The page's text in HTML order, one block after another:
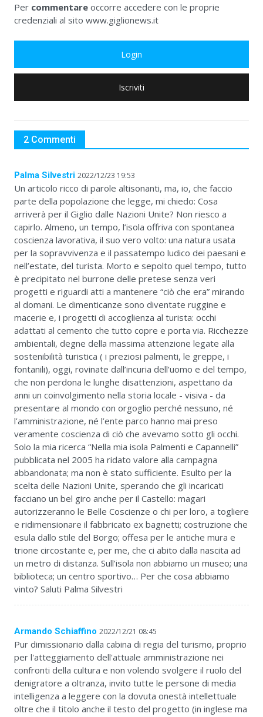
Per commentare occorre accedere con le proprie
credenziali al sito www.giglionews.it
Login
Iscriviti
2 Commenti
Palma Silvestri 2022/12/23 19:53
Un articolo ricco di parole altisonanti, ma, io, che faccio
parte della popolazione che legge, mi chiedo: Cosa
arriverà per il Giglio dalle Nazioni Unite? Non riesco a
capirlo. Almeno, un tempo, l’isola offriva con spontanea
coscienza lavorativa, il suo vero volto: una natura usata
per la sopravvivenza e il passatempo ludico dei paesani e
nell’estate, del turista. Morto e sepolto quel tempo, tutto
è precipitato nel burrone delle pretese senza veri
progetti e riguardi atti a mantenere “ciò che era” mirando
al domani. Le dimenticanze sono diventate ruggine e
macerie e, i progetti di accoglienza al turista: occhi
adattati al cemento che tutto copre e porta via. Ricchezze
ambientali, degne della massima attenzione legate alla
sostenibilità turistica ( i preziosi palmenti, le greppe, i
fontanili), oggi, rovinate dall’incuria dell’uomo e del tempo,
che non perdona le lunghe disattenzioni, aspettano da
anni un coinvolgimento nella storia locale - visiva - da
presentare al mondo con orgoglio perché nessuno, né
l’amministrazione, né l’ente parco hanno mai preso
veramente coscienza di ciò che avevamo sotto gli occhi.
Solo la mia ricerca “Nella mia isola Palmenti e Capannelli”
pubblicata nel 2005 ha ridato valore alla campagna
abbandonata; ma non è stato sufficiente. Esulto per la
scelta delle Nazioni Unite, sperando che gli incaricati
facciano un bel giro anche per il Castello: magari
autorizzeranno le Belle Coscienze o chi per loro, a togliere
e ridimensionare il fabbricato ex bagnetti; costruzione che
esula dallo stile del Borgo; offesa per le antiche mura e
trione circostante e, per me, che ci abito dalla nascita ad
un metro di distanza. Sull’isola non abbiamo un museo; una
biblioteca; un centro sportivo… Per che cosa abbiamo
vinto? Saluti Palma Silvestri
Armando Schiaffino 2022/12/21 08:45
Pur dimissionario dalla cabina di regia del turismo, proprio
per l'atteggiamento dell'attuale amministrazione nei
confronti della cultura e non volendo svolgere il ruolo del
denigratore a oltranza, invito tutte le persone di media
intelligenza a leggere con la dovuta onestà intellettuale
oltre che il titolo anche il testo del progetto (in inglese ma